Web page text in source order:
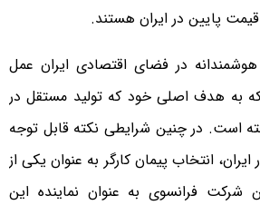
قیمت پایین در ایران هستند.
در فضای اقتصادی ایران عمل
به هدف اصلی خود که تولید مستقل در
است. در چنین شرایطی نکته قابل توجه
انتخاب پیمان کارگر به عنوان یکی از
شرکت فرانسوی به عنوان نماینده این